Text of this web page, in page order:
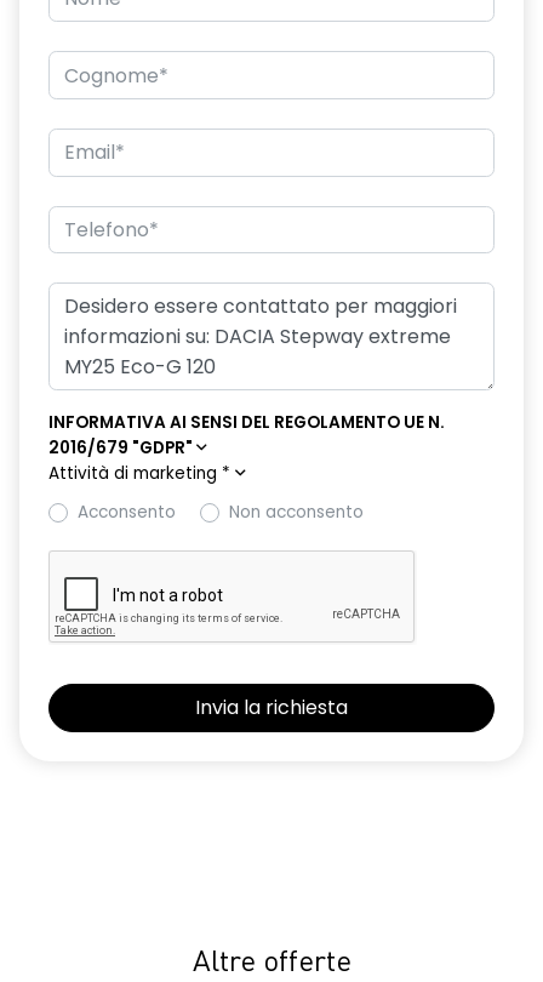
INFORMATIVA AI SENSI DEL REGOLAMENTO UE N.
2016/679 "GDPR"
Attività di marketing *
Acconsento
Non acconsento
Altre offerte